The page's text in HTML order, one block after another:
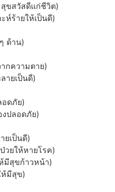
ขสวัสดีแก่ชีวิต)
ห์ร้ายให้เป็นดี)
ด้าน)
กความตาย)
ายเป็นดี)
อดภัย)
ปลอดภัย)
ยเป็นดี)
ยให้หายโรค)
มีสุขก้าวหน้า)
มีสุข)